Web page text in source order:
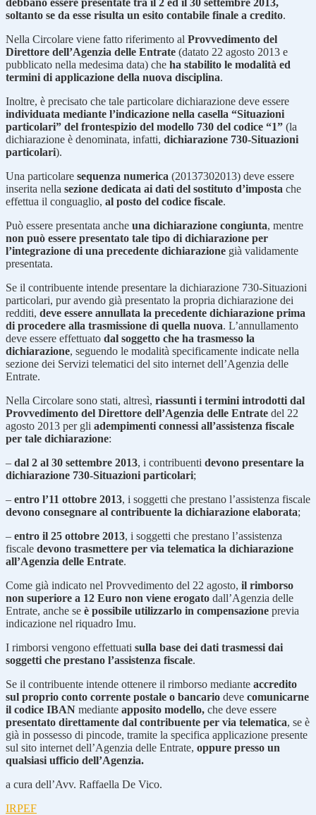
soltanto se da esse risulta un esito contabile finale a credito.
Nella Circolare viene fatto riferimento al Provvedimento del
Direttore dell’Agenzia delle Entrate (datato 22 agosto 2013 e
pubblicato nella medesima data) che ha stabilito le modalità ed
termini di applicazione della nuova disciplina.
Inoltre, è precisato che tale particolare dichiarazione deve essere
individuata mediante l’indicazione nella casella “Situazioni
particolari” del frontespizio del modello 730 del codice “1” (la
dichiarazione è denominata, infatti, dichiarazione 730-Situazioni
particolari).
Una particolare sequenza numerica (20137302013) deve essere
inserita nella sezione dedicata ai dati del sostituto d’imposta che
effettua il conguaglio, al posto del codice fiscale.
Può essere presentata anche una dichiarazione congiunta, mentre
non può essere presentato tale tipo di dichiarazione per
l’integrazione di una precedente dichiarazione già validamente
presentata.
Se il contribuente intende presentare la dichiarazione 730-Situazioni
particolari, pur avendo già presentato la propria dichiarazione dei
redditi, deve essere annullata la precedente dichiarazione prima
di procedere alla trasmissione di quella nuova. L’annullamento
deve essere effettuato dal soggetto che ha trasmesso la
dichiarazione, seguendo le modalità specificamente indicate nella
sezione dei Servizi telematici del sito internet dell’Agenzia delle
Entrate.
Nella Circolare sono stati, altresì, riassunti i termini introdotti dal
Provvedimento del Direttore dell’Agenzia delle Entrate del 22
agosto 2013 per gli adempimenti connessi all’assistenza fiscale
per tale dichiarazione:
– dal 2 al 30 settembre 2013, i contribuenti devono presentare la
dichiarazione 730-Situazioni particolari;
– entro l’11 ottobre 2013, i soggetti che prestano l’assistenza fiscale
devono consegnare al contribuente la dichiarazione elaborata;
– entro il 25 ottobre 2013, i soggetti che prestano l’assistenza
fiscale devono trasmettere per via telematica la dichiarazione
all’Agenzia delle Entrate.
Come già indicato nel Provvedimento del 22 agosto, il rimborso
non superiore a 12 Euro non viene erogato dall’Agenzia delle
Entrate, anche se è possibile utilizzarlo in compensazione previa
indicazione nel riquadro Imu.
I rimborsi vengono effettuati sulla base dei dati trasmessi dai
soggetti che prestano l’assistenza fiscale.
Se il contribuente intende ottenere il rimborso mediante accredito
sul proprio conto corrente postale o bancario deve comunicarne
il codice IBAN mediante apposito modello, che deve essere
presentato direttamente dal contribuente per via telematica, se è
già in possesso di pincode, tramite la specifica applicazione presente
sul sito internet dell’Agenzia delle Entrate, oppure presso un
qualsiasi ufficio dell’Agenzia.
a cura dell’Avv. Raffaella De Vico.
IRPEF